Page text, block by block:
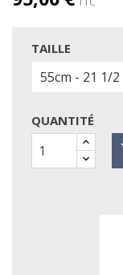
TAILLE
QUANTITÉ